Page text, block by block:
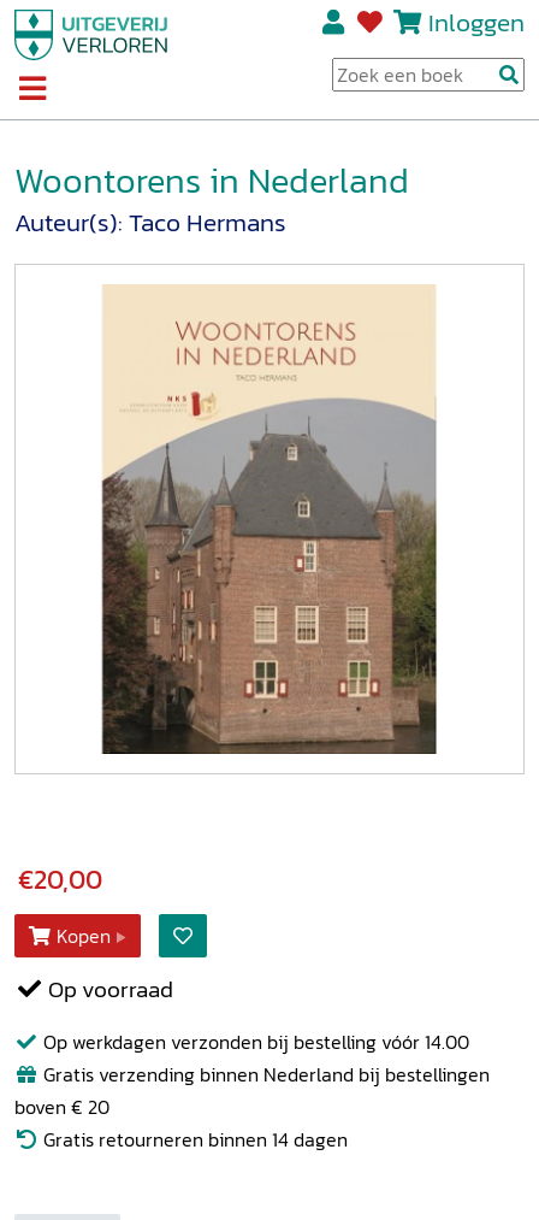
Inloggen
Woontorens in Nederland
Auteur(s):Taco Hermans
€20,00
Kopen
Op voorraad
Op werkdagen verzonden bij bestelling vóór 14.00
Gratis verzending binnen Nederland bij bestellingen
boven € 20
Gratis retourneren binnen 14 dagen